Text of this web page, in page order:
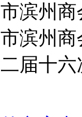
滨州商
滨州
届十六